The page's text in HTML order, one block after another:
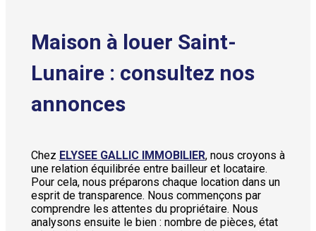
Maison à louer Saint-
Lunaire : consultez nos
annonces
Chez ELYSEE GALLIC IMMOBILIER, nous croyons à
une relation équilibrée entre bailleur et locataire.
Pour cela, nous préparons chaque location dans un
esprit de transparence. Nous commençons par
comprendre les attentes du propriétaire. Nous
analysons ensuite le bien : nombre de pièces, état